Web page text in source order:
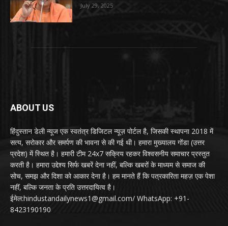
July 29, 2025
ABOUT US
हिंदुस्तान डेली न्यूज एक स्वतंत्र डिजिटल न्यूज़ पोर्टल है, जिसकी स्थापना 2018 में
सत्य, सरोकार और समर्पण की भावना से की गई थी। हमारा मुख्यालय गोंडा (उत्तर
प्रदेश) में स्थित है। हमारी टीम 24x7 सक्रिय रहकर विश्वसनीय समाचार प्रस्तुत
करती है। हमारा उद्देश्य सिर्फ खबरें देना नहीं, बल्कि खबरों के माध्यम से समाज की
सोच, समझ और दिशा को आकार देना है। हम मानते हैं कि पत्रकारिता महज़ एक पेशा
नहीं, बल्कि जनता के प्रति उत्तरदायित्व है।
ईमेल:hindustandailynews1@gmail.com/ WhatsApp: +91-
8423190190